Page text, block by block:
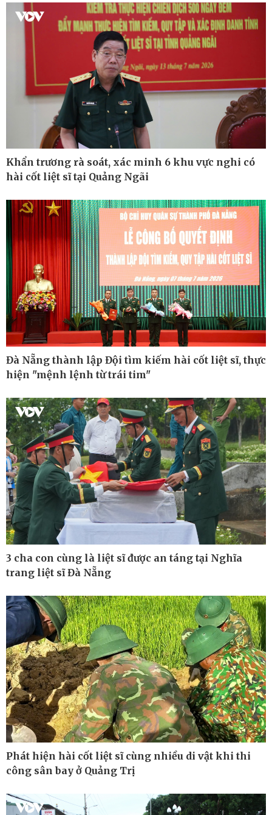
Infographic
Kinh tế
Bất động sản
Khởi nghiệp
Thị trường
Giá vàng
Tiêu dùng
Tỷ giá
Chứng khoán
Giá cà phê
Pháp luật
Vụ án
Tin nóng
Tư vấn luật
Pickleball
Bóng đá quốc tế
Bóng đá Việt Nam
Thế giới thể thao
Lịch thi đấu bóng đá
eSports
Hậu trường
Khẩn trương rà soát, xác minh 6 khu vực nghi có
hài cốt liệt sĩ tại Quảng Ngãi
Đà Nẵng thành lập Đội tìm kiếm hài cốt liệt sĩ, thực
hiện "mệnh lệnh từ trái tim"
3 cha con cùng là liệt sĩ được an táng tại Nghĩa
trang liệt sĩ Đà Nẵng
Phát hiện hài cốt liệt sĩ cùng nhiều di vật khi thi
công sân bay ở Quảng Trị